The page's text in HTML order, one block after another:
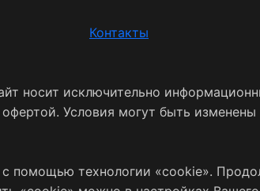
Контакты
носит исключительно
Условия могут быть
помощью технологии «cookie».